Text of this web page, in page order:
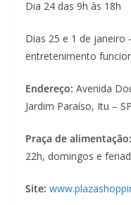
Dia 24 das 9h às 18h
Dias 25 e 1 de janeiro
entretenimento
Endereço: Avenida
Jardim Paraíso, Itu – SP
Praça de alimentação:
22h, domingos e
Site: